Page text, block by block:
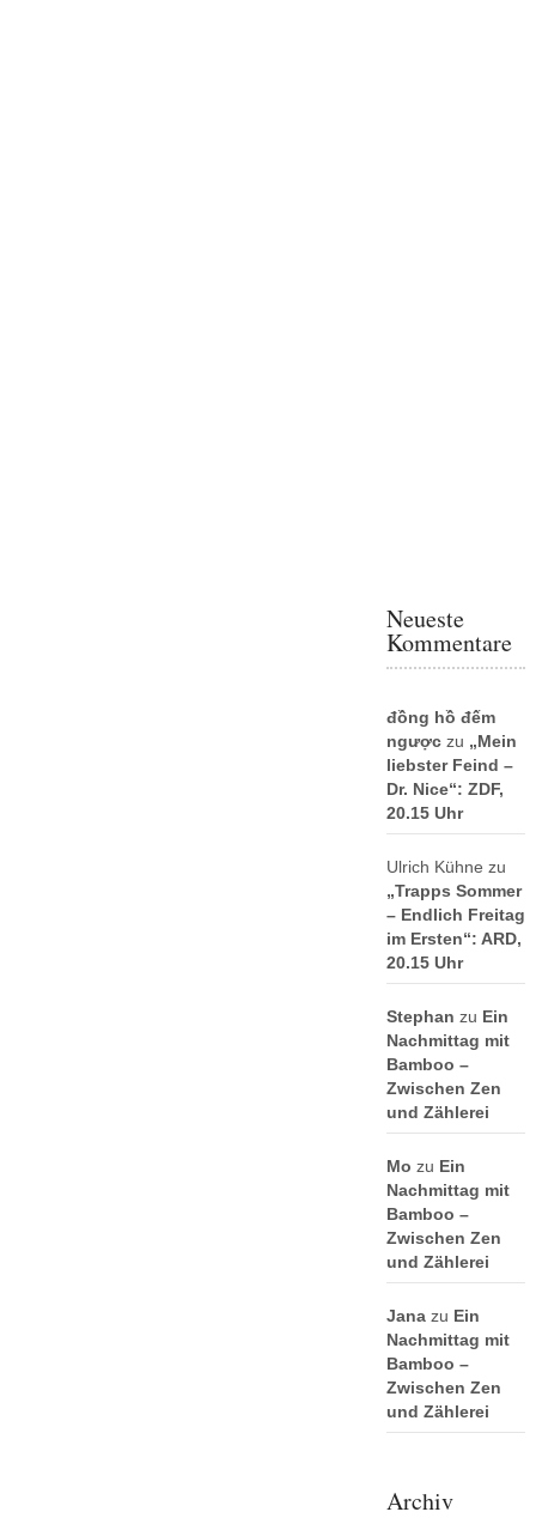
Neueste
Kommentare
đồng hồ đếm
ngượczu „Mein
liebster Feind –
Dr. Nice“: ZDF,
20.15 Uhr
Ulrich Kühne zu
„Trapps Sommer
– Endlich Freitag
im Ersten“: ARD,
20.15 Uhr
Stephan zu Ein
Nachmittag mit
Bamboo –
Zwischen Zen
und Zählerei
Mo zu Ein
Nachmittag mit
Bamboo –
Zwischen Zen
und Zählerei
Janazu Ein
Nachmittag mit
Bamboo –
Zwischen Zen
und Zählerei
Archiv